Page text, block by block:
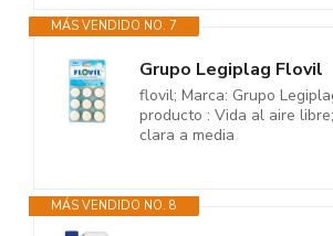
MÁS VENDIDO NO. 7
Grupo Legiplag Flovil
flovil; Marca: Grupo
producto : Vida al aire
clara a media
MÁS VENDIDO NO. 8